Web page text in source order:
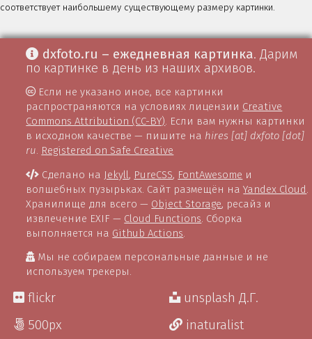
соответствует наибольшему существующему размеру картинки.
dxfoto.ru – ежедневная картинка. Дарим
по картинке в день из наших архивов.
Если не указано иное, все картинки
распространяются на условиях лицензии Creative
Commons Attribution (CC-BY). Если вам нужны картинки
в исходном качестве — пишите на hires [at] dxfoto [dot]
ru. Registered on Safe Creative
Сделано на Jekyll, PureCSS, FontAwesome и
волшебных пузырьках. Сайт размещён наYandex Cloud
Хранилище для всего — Object Storage, ресайз и
извлечение EXIF — Cloud Functions . Сборка
выполняется на Github Actions
Мы не собираем персональные данные и не
используем трекеры.
flickr
500px
unsplash Д.Г.
inaturalist